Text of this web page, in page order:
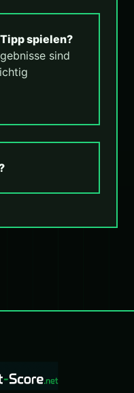
spielen?
sind